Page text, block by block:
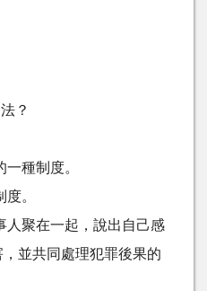
？
種制度。
。
人聚在一起，說出自己感
並共同處理犯罪後果的